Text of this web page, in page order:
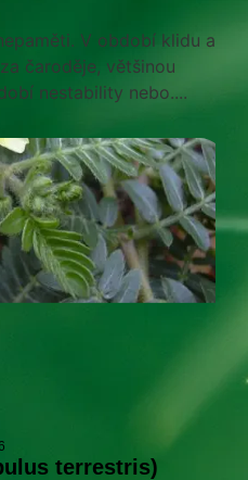
V období klidu a
čaroděje, většinou
nestability nebo....
terrestris)